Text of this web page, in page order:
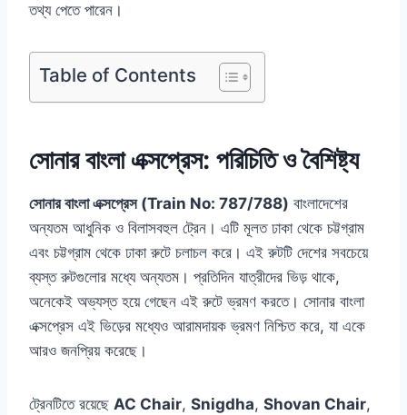
তথ্য পেতে পারেন।
Table of Contents
সোনার বাংলা এক্সপ্রেস: পরিচিতি ও বৈশিষ্ট্য
সোনার বাংলা এক্সপ্রেস (Train No: 787/788) বাংলাদেশের
অন্যতম আধুনিক ও বিলাসবহুল ট্রেন। এটি মূলত ঢাকা থেকে চট্টগ্রাম
এবং চট্টগ্রাম থেকে ঢাকা রুটে চলাচল করে। এই রুটটি দেশের সবচেয়ে
ব্যস্ত রুটগুলোর মধ্যে অন্যতম। প্রতিদিন যাত্রীদের ভিড় থাকে,
অনেকেই অভ্যস্ত হয়ে গেছেন এই রুটে ভ্রমণ করতে। সোনার বাংলা
এক্সপ্রেস এই ভিড়ের মধ্যেও আরামদায়ক ভ্রমণ নিশ্চিত করে, যা একে
আরও জনপ্রিয় করেছে।
ট্রেনটিতে রয়েছে AC Chair, Snigdha, Shovan Chair,